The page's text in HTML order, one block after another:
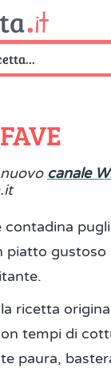
canale
contadina
piatto gustoso
ricetta
tempi di
paura,